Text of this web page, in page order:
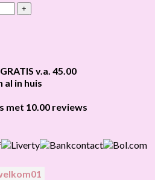
v.a. 45.00
3,95, een pakket 5,95 en
gratis verzonden.
al in huis
is en je bestelt vóór 13:00, wordt
. Je hebt28 dagen
met 10.00 reviews